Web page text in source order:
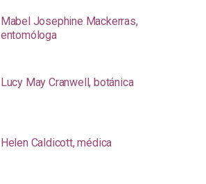
Mabel Josephine Mackerras,
entomóloga
Lucy May Cranwell, botánica
Helen Caldicott, médica